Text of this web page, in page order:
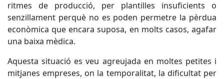
ritmes de producció, per plantilles insuficients o
senzillament perquè no es poden permetre la pèrdua
econòmica que encara suposa, en molts casos, agafar
una baixa mèdica.
Aquesta situació es veu agreujada en moltes petites i
mitjanes empreses, on la temporalitat, la dificultat per